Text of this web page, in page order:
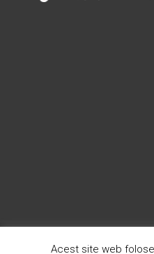
Copyright © 2026Ziarul
Acest site web